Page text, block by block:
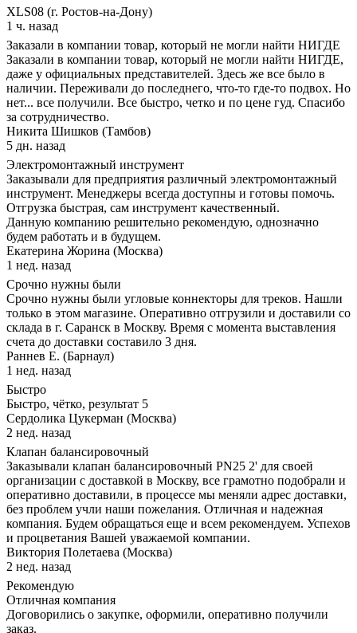
XLS08 (г. Ростов-на-Дону)
1 ч. назад
Заказали в компании товар, который не могли найти НИГДЕ
Заказали в компании товар, который не могли найти НИГДЕ,
даже у официальных представителей. Здесь же все было в
наличии. Переживали до последнего, что-то где-то подвох. Но
нет... все получили. Все быстро, четко и по цене гуд. Спасибо
за сотрудничество.
Никита Шишков (Тамбов)
5 дн. назад
Электромонтажный инструмент
Заказывали для предприятия различный электромонтажный
инструмент. Менеджеры всегда доступны и готовы помочь.
Отгрузка быстрая, сам инструмент качественный.
Данную компанию решительно рекомендую, однозначно
будем работать и в будущем.
Екатерина Жорина (Москва)
1 нед. назад
Срочно нужны были
Срочно нужны были угловые коннекторы для треков. Нашли
только в этом магазине. Оперативно отгрузили и доставили со
склада в г. Саранск в Москву. Время с момента выставления
счета до доставки составило 3 дня.
Раннев Е. (Барнаул)
1 нед. назад
Быстро
Быстро, чётко, результат 5
Сердолика Цукерман (Москва)
2 нед. назад
Клапан балансировочный
Заказывали клапан балансировочный PN25 2' для своей
организации с доставкой в Москву, все грамотно подобрали и
оперативно доставили, в процессе мы меняли адрес доставки,
без проблем учли наши пожелания. Отличная и надежная
компания. Будем обращаться еще и всем рекомендуем. Успехов
и процветания Вашей уважаемой компании.
Виктория Полетаева (Москва)
2 нед. назад
Рекомендую
Отличная компания
Договорились о закупке, оформили, оперативно получили
заказ.